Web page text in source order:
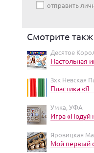
отправить
Смотрите
Десятое
Настольная
Зхк Невская
Пластика «Я
Умка, УФА
Игра «Подуй
Яровицкая
Мой первый